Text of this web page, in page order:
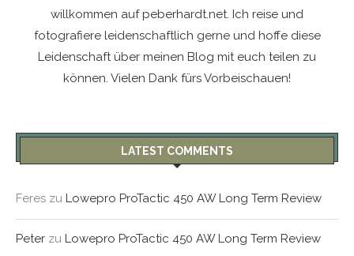
willkommen auf peberhardt.net. Ich reise und
fotografiere leidenschaftlich gerne und hoffe diese
Leidenschaft über meinen Blog mit euch teilen zu
können. Vielen Dank fürs Vorbeischauen!
LATEST COMMENTS
Feres zu Lowepro ProTactic 450 AW Long Term Review
Peter zu Lowepro ProTactic 450 AW Long Term Review